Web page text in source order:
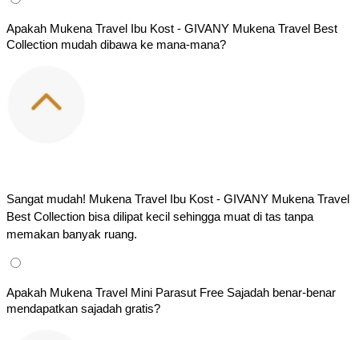
Apakah Mukena Travel Ibu Kost - GIVANY Mukena Travel Best
Collection mudah dibawa ke mana-mana?
Sangat mudah! Mukena Travel Ibu Kost - GIVANY Mukena Travel
Best Collection bisa dilipat kecil sehingga muat di tas tanpa
memakan banyak ruang.
Apakah Mukena Travel Mini Parasut Free Sajadah benar-benar
mendapatkan sajadah gratis?